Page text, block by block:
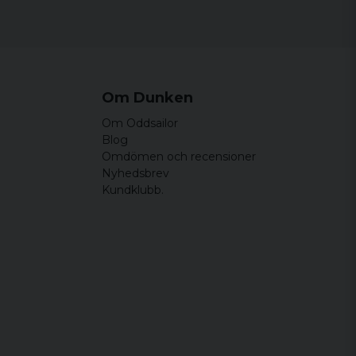
Om Dunken
Om Oddsailor
Blog
Omdömen och recensioner
Nyhedsbrev
Kundklubb.